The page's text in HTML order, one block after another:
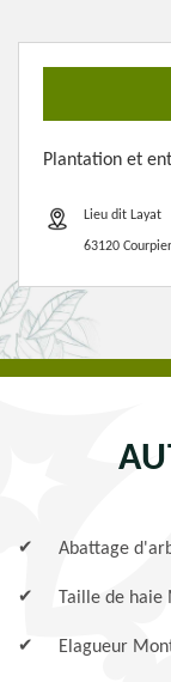
Plantation et
Lieu dit Layat
63120
Abattage
Taille de
Elagueur